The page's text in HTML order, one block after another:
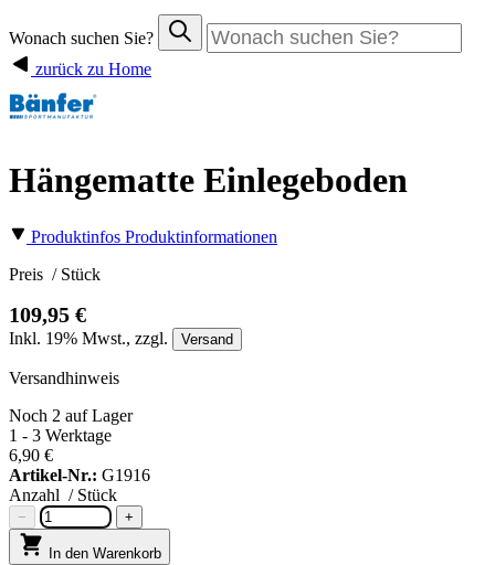
Wonach suchen Sie?
zurück zu Home
Hängematte Einlegeboden
Produktinfos Produktinformationen
Preis / Stück
109,95 €
Inkl. 19% Mwst., zzgl. Versand
Versandhinweis
Noch 2 auf Lager
1 - 3 Werktage
6,90 €
Artikel-Nr.: G1916
Anzahl / Stück
− +
In den Warenkorb